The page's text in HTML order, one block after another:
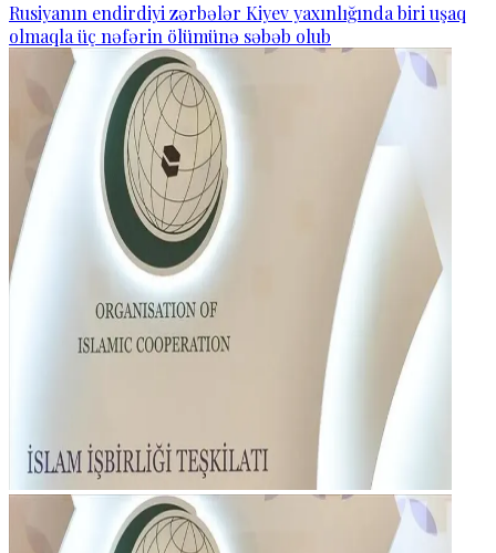
Rusiyanın endirdiyi zərbələr Kiyev yaxınlığında biri uşaq
olmaqla üç nəfərin ölümünə səbəb olub